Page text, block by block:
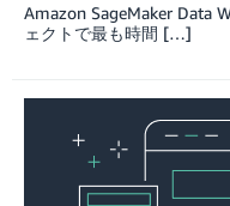
Amazon SageMaker Data
ェクトで最も時間 […]